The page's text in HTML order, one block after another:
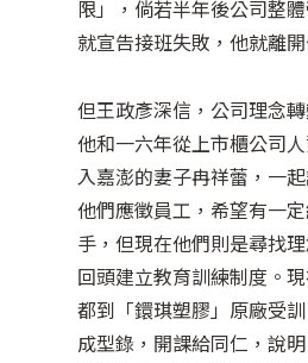
限」，倘若半年後公司整
就宣告接班失敗，他就離開
但王政彥深信，公司理念
他和一六年從上市櫃公司
入嘉澎的妻子冉祥蕾，一
他們應徵員工，希望有一
手，但現在他們則是尋找
回頭建立教育訓練制度。
都到「鐶琪塑膠」原廠受
成型錄，開課給同仁，說